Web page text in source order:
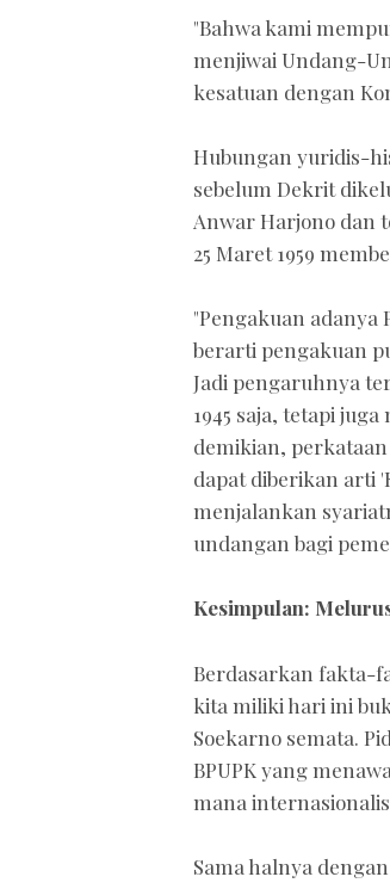
"Bahwa kami
menjiwai Undang-
kesatuan dengan
Hubungan yuridis-
sebelum Dekrit
Anwar Harjono dan
25 Maret 1959
"Pengakuan adanya
berarti pengakuan
Jadi pengaruhnya
1945 saja, tetapi
demikian,
dapat diberikan arti
menjalankan
undangan bagi
Kesimpulan:
Berdasarkan fakta-
kita miliki hari ini
Soekarno semata.
BPUPK yang
mana
Sama halnya